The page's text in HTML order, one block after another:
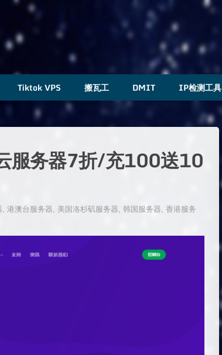
Tiktok VPS 搬瓦工 DMIT IP检测工具
服务器7折/充100送10
, 港澳台服务器, 美国洛杉矶服务器, 韩国服务器, 香港服务